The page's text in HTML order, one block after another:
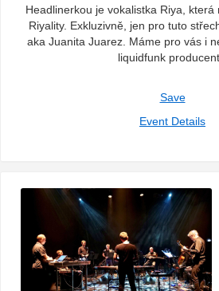
Headlinerkou je vokalistka Riya,
Riyality. Exkluzivně, jen pro tuto
aka Juanita Juarez. Máme pro vás i
liquidfunk
Save
Event Details